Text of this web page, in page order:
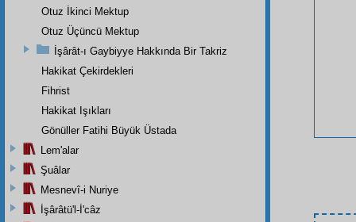
Otuz İkinci Mektup
Otuz Üçüncü Mektup
İşârât-ı Gaybiyye Hakkında Bir Takriz
Hakikat Çekirdekleri
Fihrist
Hakikat Işıkları
Gönüller Fatihi Büyük Üstada
Lem'alar
Şuâlar
Mesnevî-i Nuriye
İşârâtü'l-İ'câz